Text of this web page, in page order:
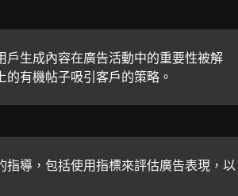
戶生成內容在廣告活動中的重要性被解
有機帖子吸引客戶的策略。
指導，包括使用指標來評估廣告表現，以